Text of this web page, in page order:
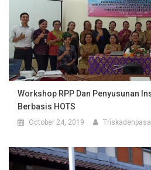
Workshop RPP Dan Penyusunan
Berbasis HOTS
October 24, 2019